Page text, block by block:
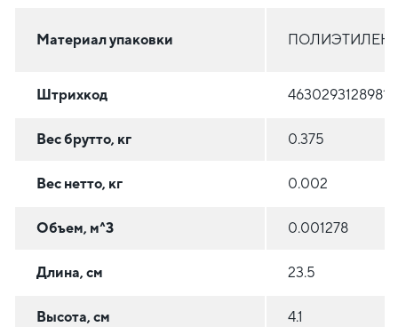
Материал упаковки ПОЛИЭТИЛЕН
Штрихкод 4630293128981
Вес брутто, кг 0.375
Вес нетто, кг 0.002
Объем, м^3 0.001278
Длина, см 23.5
Высота, см 4.1